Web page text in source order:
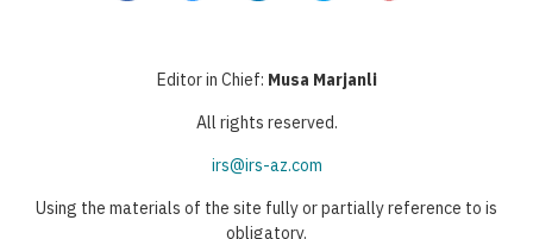
Editor in Chief: Musa Marjanli
All rights reserved.
irs@irs-az.com
Using the materials of the site fully or partially reference to is
obligatory.